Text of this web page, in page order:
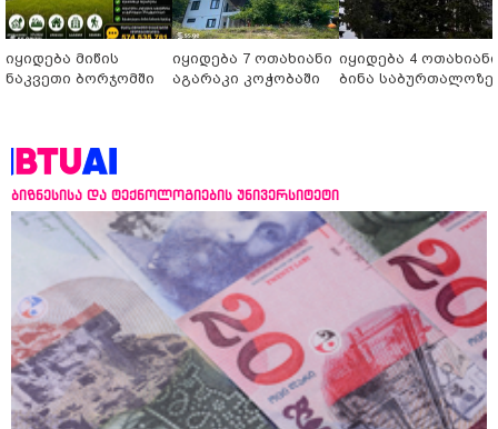
იყიდება მიწის
ნაკვეთი ბორჯომში
იყიდება 7 ოთახიანი
აგარაკი კოჭობაში
იყიდება 4 ოთახიანი
ბინა საბურთალოზე
ბიზნესისა და ტექნოლოგიების უნივერსიტეტი